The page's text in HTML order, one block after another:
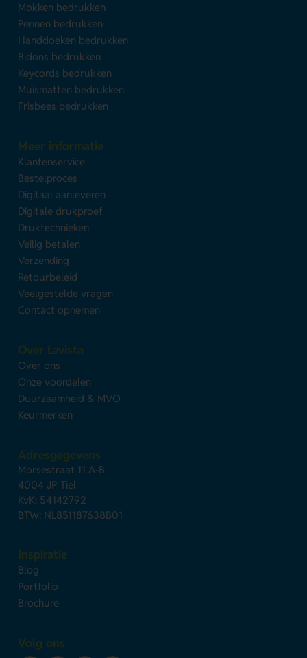
Mokken bedrukken
Pennen bedrukken
Handdoeken bedrukken
Bidons bedrukken
Keycords bedrukken
Muismatten bedrukken
Frisbees bedrukken
Meer informatie
Klantenservice
Bestelproces
Digitaal aanleveren
Digitale drukproef
Druktechnieken
Veilig betalen
Verzending
Retourbeleid
Veelgestelde vragen
Contact opnemen
Over Lavista
Over ons
Onze voordelen
Duurzaamheid & MVO
Keurmerken
Adresgegevens
Morsestraat 11 A-B
4004 JP Tiel
KvK: 54142792
BTW: NL851187638B01
Inspiratie
Blog
Portfolio
Brochure
Volg ons